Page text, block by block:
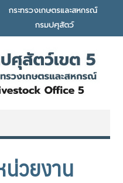
กระทรวงเกษตรและสหกรณ์
กรมปศุสัตว์
น่วยงาน